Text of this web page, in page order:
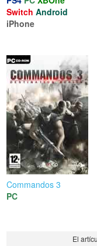
Switch Android
iPhone
Commandos 3
PC